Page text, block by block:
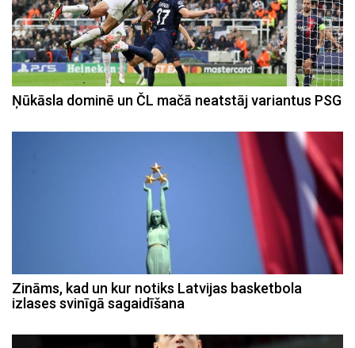
Ņūkāsla dominē un ČL mačā neatstāj variantus PSG
Zināms, kad un kur notiks Latvijas basketbola
izlases svinīgā sagaidīšana